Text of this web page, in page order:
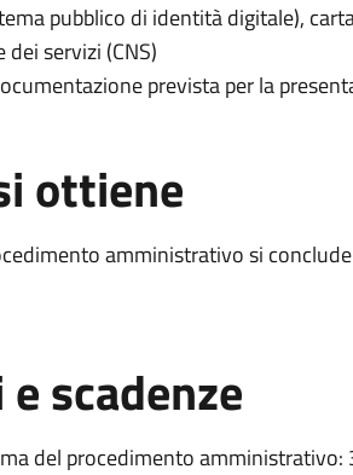
pubblico di identità digitale),
dei servizi (CNS)
prevista per la
ottiene
amministrativo si
scadenze
del procedimento amministrativo: